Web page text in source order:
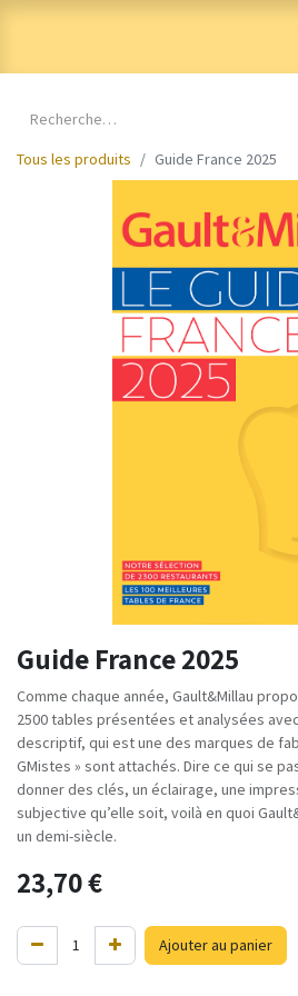
Tous les produits
Guide France 2025
Guide France 2025
Comme chaque année, Gault&Millau
2500 tables présentées et analysées
descriptif, qui est une des marques de
GMistes » sont attachés. Dire ce qui se
donner des clés, un éclairage, une
subjective qu’elle soit, voilà en quoi
un demi-siècle.
23,70€
Ajouter au panier